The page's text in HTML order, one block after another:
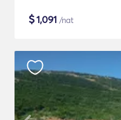
$1,091 /nat